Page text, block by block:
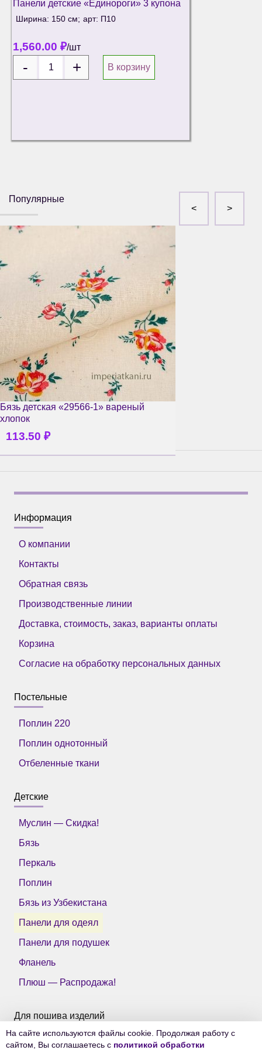
Панели детские «Единороги» 3 купона
Ширина: 150 см; арт: П10
1,560.00 ₽/шт
В корзину
Популярные
Бязь детская «29566-1» вареный
хлопок
113.50 ₽
Информация
О компании
Контакты
Обратная связь
Производственные линии
Доставка, стоимость, заказ, варианты оплаты
Корзина
Согласие на обработку персональных данных
Постельные
Поплин 220
Поплин однотонный
Отбеленные ткани
Детские
Муслин — Скидка!
Бязь
Перкаль
Поплин
Бязь из Узбекистана
Панели для одеял
Панели для подушек
Фланель
Плюш — Распродажа!
Для пошива изделий
Все ткани Тейково
На сайте используются файлы cookie. Продолжая работу с
сайтом, Вы соглашаетесь с политикой обработки